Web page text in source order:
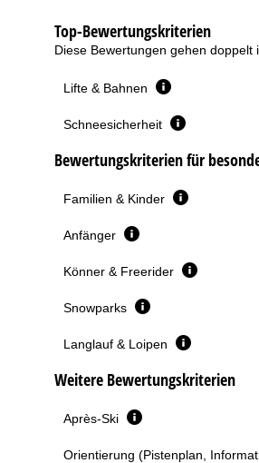
Top-Bewertungskriterien
Diese Bewertungen gehen doppelt
Lifte & Bahnen
Schneesicherheit
Bewertungskriterien für
Familien & Kinder
Anfänger
Könner & Freerider
Snowparks
Langlauf & Loipen
Weitere Bewertungskriterien
Après-Ski
Orientierung (Pistenplan,